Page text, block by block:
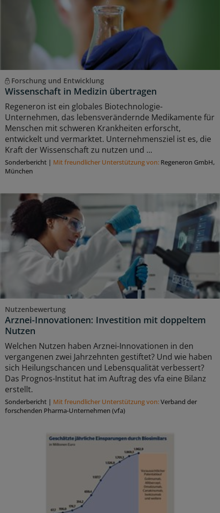
Forschung und Entwicklung
Wissenschaft in Medizin übertragen
Regeneron ist ein globales Biotechnologie-
Unternehmen, das lebensverändernde Medikamente für
Menschen mit schweren Krankheiten erforscht,
entwickelt und vermarktet. Unternehmensziel ist es, die
Kraft der Wissenschaft zu nutzen und ...
Sonderbericht | Mit freundlicher Unterstützung von: Regeneron GmbH,
München
Nutzenbewertung
Arznei-Innovationen: Investition mit doppeltem
Nutzen
Welchen Nutzen haben Arznei-Innovationen in den
vergangenen zwei Jahrzehnten gestiftet? Und wie haben
sich Heilungschancen und Lebensqualität verbessert?
Das Prognos-Institut hat im Auftrag des vfa eine Bilanz
erstellt.
Sonderbericht | Mit freundlicher Unterstützung von:Verband der
forschenden Pharma-Unternehmen (vfa)